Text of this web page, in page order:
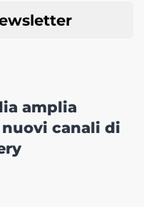
amplia
nuovi canali di